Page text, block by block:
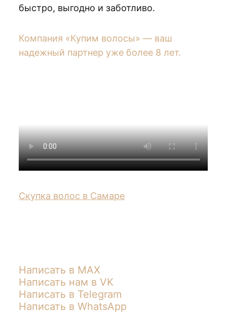
быстро, выгодно и заботливо.
Компания «Купим волосы» — ваш
надежный партнер уже более 8 лет.
Скупка волос в Самаре
Написать в MAX
Написать нам в VK
Написать в Telegram
Написать в WhatsApp